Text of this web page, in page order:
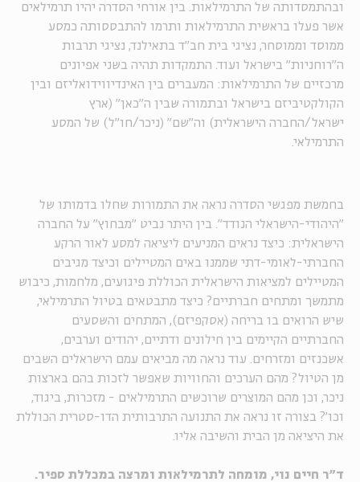
ובהתמסדותה של התרמילאות. בין אורחי הסדרה יהיו תרמילאים
אשר פעלו בראשית התרמילאות ותרמו להתבססותה כמסע
ממוסד וממוסחר, נציגי בית חב"ד בתאילנד, נציגי תרבות
ה"רוחניות" בישראל ועוד. התמקדות תהיה בשני אפיונים
מרכזיים של התרמילאות: המעברים בין האינדיווידואליזם ובין
הקולקטיביזם בישראל ובתמורה שבין ה"כאן" (ארץ
ישראל/החברה הישראלית) וה"שם" (ניכר/חו"ל) של המסע
התרמילאי.
בחמשת מפגשי הסדרה נראה את התמורות שחלו בדמותו של
"היהודי-הישראלי הנודד". בין היתר נביט "מבחוץ" על החברה
הישראלית: כיצד נראים המניעים ליציאה למסע לאור הרקע
החברתי-לאומי-דתי שממנו באים המטיילים וכיצד מגיבים
המטיילים למציאות הישראלית הכוללת פיגועים, מלחמות, כיבוש
מתמשך ומתחים חברתיים? כיצד מתבטאים בטיול התרמילאי,
שיש הרואים בו בריחה (אסקפיזם), המתחים והשסעים
החברתיים הקיימים בין חילונים ודתיים, יהודים וערבים,
אשכנזים ומזרחים. עוד נראה מה מביאים עמם הישראלים השבים
מן הטיול? מהם הערכים והחוויות שאפשר לזכות בהם בארצות
ניכר, וכן מהם המוצרים שרוכשים התרמילאים - מזכרות, ביגוד,
וכו'? בצורה זו נראה את התנועה התרבותית הדו-סטרית הכוללת
את היציאה מן הבית והשיבה אליו.
ד"ר חיים נוי, מומחה לתרמילאות ומרצה במכללת ספיר.